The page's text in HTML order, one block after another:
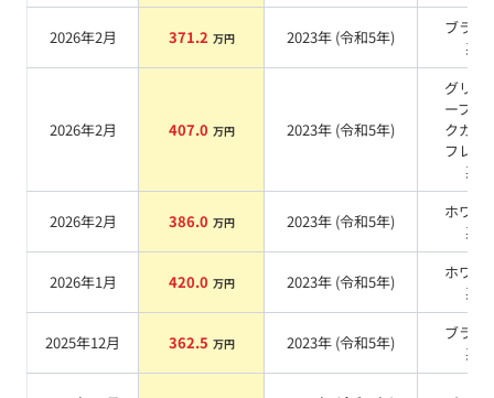
2026年2月 371.2 万円 2023年 (令和5年)
ブラッ
系
2026年2月 407.0 万円 2023年 (令和5年)
グリッ
ーブラ
クガラ
フレー
系
2026年2月 386.0 万円 2023年 (令和5年)
ホワイ
系
2026年1月 420.0 万円 2023年 (令和5年)
ホワイ
系
2025年12月 362.5 万円 2023年 (令和5年)
ブラッ
系